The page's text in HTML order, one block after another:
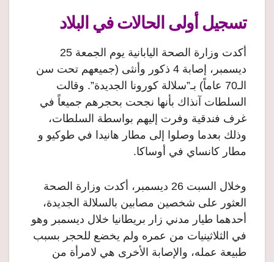
تسجيل أولى الحالات في البلاد
أكدت وزارة الصحة اليابانية يوم الجمعة 25
ديسمبر، إصابة 4 ذكور وأنثى (جميعهم تحت سن
الـ70 عاماً) بـ”سلالة كورونا الجديدة”. وقالت
السلطات آنذاك بأنها نجحت بحجرهم جميعاً في
غرف فندقية وفرت إليهم بواسطة السلطات،
وذلك بعدما وصلوا إلى مطار هانيدا في طوكيو و
مطار كانساي في أوساكا.
وخلال السبت 26 ديسمبر، أكدت وزارة الصحة
العثور على شخصين مصابين بالسلالة الجديدة،
أحدهما طيار مدني زار بريطانيا خلال ديسمبر وهو
في الثلاثينيات من عمره ولم يخضع للحجر بسبب
طبيعة عمله، والإصابة الأخرى هي لامرأة من